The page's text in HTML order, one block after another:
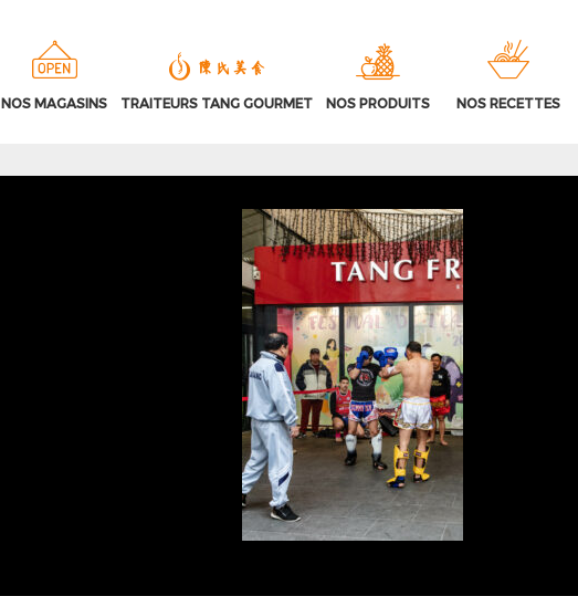
NOS MAGASINS TRAITEURS TANG GOURMET NOS PRODUITS NOS RECETTES